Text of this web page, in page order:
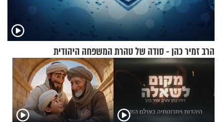
הרב זמיר כהן - סודה של טהרת המשפחה היהודית